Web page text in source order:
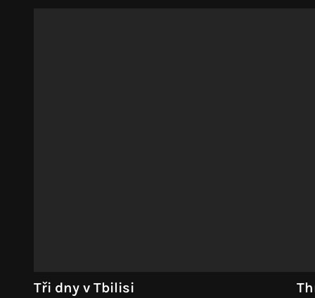
Tři dny v Tbilisi